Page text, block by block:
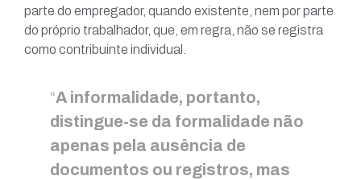
parte do empregador, quando existente, nem por parte
do próprio trabalhador, que, em regra, não se registra
como contribuinte individual.
“A informalidade, portanto,
distingue-se da formalidade não
apenas pela ausência de
documentos ou registros, mas